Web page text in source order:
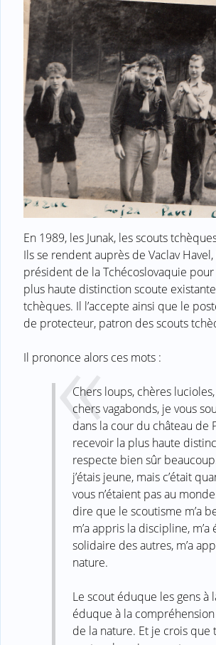
En 1989, les Junak, les scouts
Ils se rendent auprès de Vaclav
président de la Tchécoslovaquie
plus haute distinction scoute
tchèques. Il l’accepte ainsi que le
de protecteur, patron des scouts
Il prononce alors ces mots :
Chers loups, chères
chers vagabonds, je vous
dans la cour du château de
recevoir la plus haute
respecte bien sûr
j’étais jeune, mais c’était
vous n’étaient pas au
dire que le scoutisme m’a
m’a appris la discipline,
solidaire des autres, m’a
nature.
Le scout éduque les gens à
éduque à la
de la nature. Et je crois que